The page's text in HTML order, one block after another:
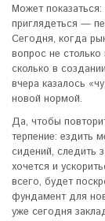
Может
приглядеться —
Сегодня, когда
вопрос не
сколько в
вчера казалось
новой нормой.
Да, чтобы
терпение: ездить
сидений, следить
хочется и
всего, будет
фундамент для
уже сегодня